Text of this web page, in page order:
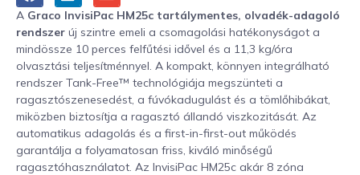
A Graco InvisiPac HM25c tartálymentes, olvadék-adagoló
rendszer új szintre emeli a csomagolási hatékonyságot a
mindössze 10 perces felfűtési idővel és a 11,3 kg/óra
olvasztási teljesítménnyel. A kompakt, könnyen integrálható
rendszer Tank-Free™ technológiája megszünteti a
ragasztószenesedést, a fúvókadugulást és a tömlőhibákat,
miközben biztosítja a ragasztó állandó viszkozitását. Az
automatikus adagolás és a first-in-first-out működés
garantálja a folyamatosan friss, kiváló minőségű
ragasztóhasználatot. Az InvisiPac HM25c akár 8 zóna